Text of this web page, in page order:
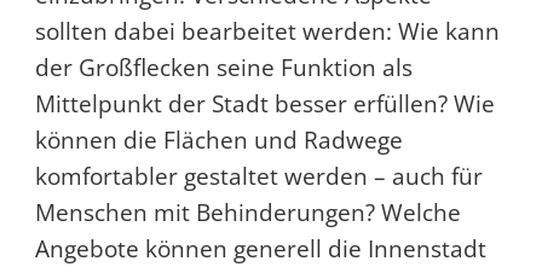
sollten dabei bearbeitet werden: Wie kann
der Großflecken seine Funktion als
Mittelpunkt der Stadt besser erfüllen? Wie
können die Flächen und Radwege
komfortabler gestaltet werden – auch für
Menschen mit Behinderungen? Welche
Angebote können generell die Innenstadt